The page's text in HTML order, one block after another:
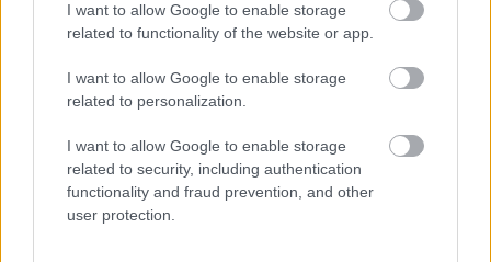
I want to allow Google to enable storage
related to functionality of the website or app.
I want to allow Google to enable storage
related to personalization.
I want to allow Google to enable storage
related to security, including authentication
functionality and fraud prevention, and other
user protection.
EZEK IS ÉRDEKELHETNEK